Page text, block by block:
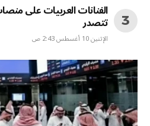
الفنانات العربيات على
تتصدر
الإثنين 10 أغسطس 2:43 ص